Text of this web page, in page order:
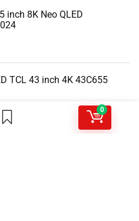
0
inch 8K Neo QLED
TCL 43 inch 4K 43C655